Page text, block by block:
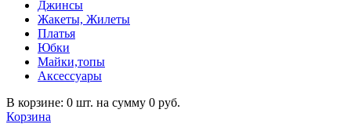
Джинсы
Жакеты, Жилеты
Платья
Юбки
Майки,топы
Аксессуары
В корзине: 0 шт. на сумму 0 руб.
Корзина